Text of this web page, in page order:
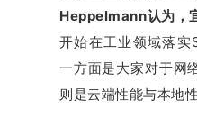
Heppelmann认为，
开始在工业领域落实
一方面是大家对于网
则是云端性能与本地